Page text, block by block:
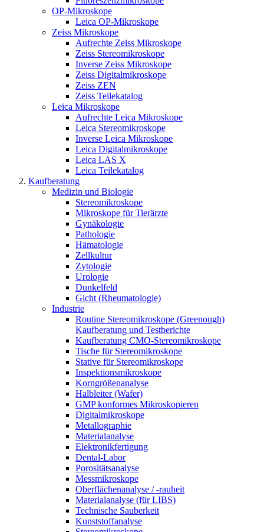
OP-Mikroskope
Leica OP-Mikroskope
Zeiss Mikroskope
Aufrechte Zeiss Mikroskope
Zeiss Stereomikroskope
Inverse Zeiss Mikroskope
Zeiss Digitalmikroskope
Zeiss ZEN
Zeiss Teilekatalog
Leica Mikroskope
Aufrechte Leica Mikroskope
Leica Stereomikroskope
Inverse Leica Mikroskope
Leica Digitalmikroskope
Leica LAS X
Leica Teilekatalog
Kaufberatung
Medizin und Biologie
Stereomikroskope
Mikroskope für Tierärzte
Gynäkologie
Pathologie
Hämatologie
Zellkultur
Zytologie
Urologie
Dunkelfeld
Gicht (Rheumatologie)
Industrie
Routine Stereomikroskope (Greenough)
Kaufberatung und Testberichte
Kaufberatung CMO-Stereomikroskope
Tische für Stereomikroskope
Stative für Stereomikroskope
Inspektionsmikroskope
Korngrößenanalyse
Halbleiter (Wafer)
GMP konformes Mikroskopieren
Digitalmikroskope
Metallographie
Materialanalyse
Elektronikfertigung
Dental-Labor
Porositätsanalyse
Messmikroskope
Oberflächenanalyse / -rauheit
Materialanalyse (für LIBS)
Technische Sauberkeit
Kunststoffanalyse